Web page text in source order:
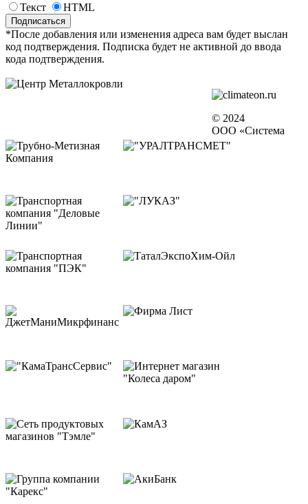
Текст
HTML
*После добавления или изменения адреса вам будет выслан
код подтверждения. Подписка будет не активной до ввода
кода подтверждения.
© 2024
ООО «Система